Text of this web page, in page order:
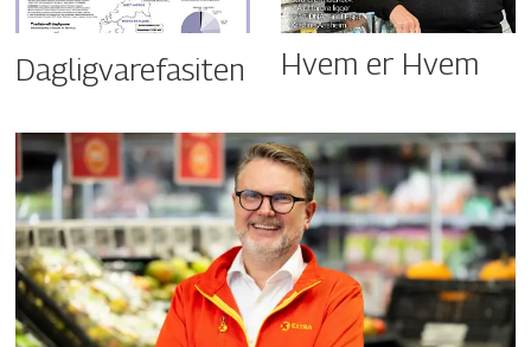
Dagligvarefasiten Hvem er Hvem